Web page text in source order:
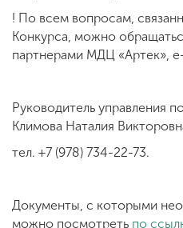
! По всем вопросам,
Конкурса, можно
партнерами МДЦ «Артек»,
Руководитель управления
Климова Наталия
тел. +7 (978) 734-22-73.
Документы, с которыми
можно посмотреть по